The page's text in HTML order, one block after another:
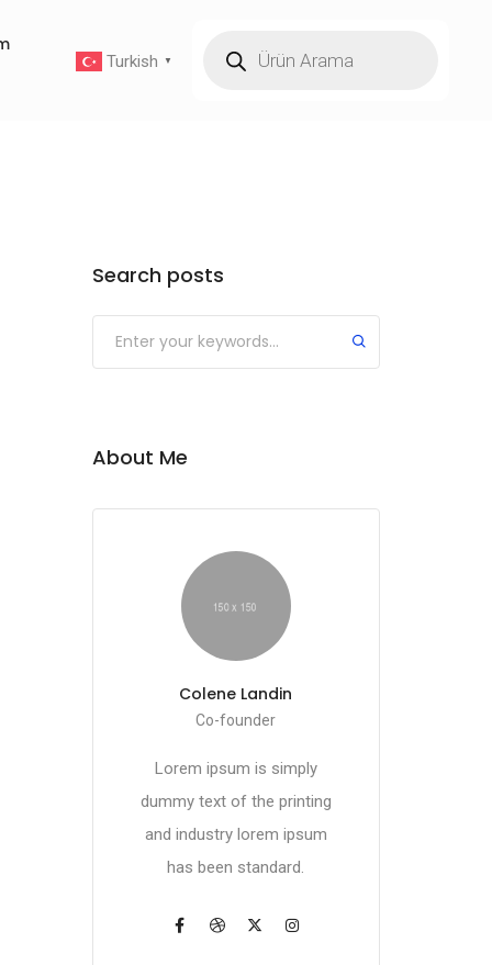
Turkish ▼
Search posts
About Me
Colene Landin
Co-founder
Lorem ipsum is simply
dummy text of the printing
and industry lorem ipsum
has been standard.